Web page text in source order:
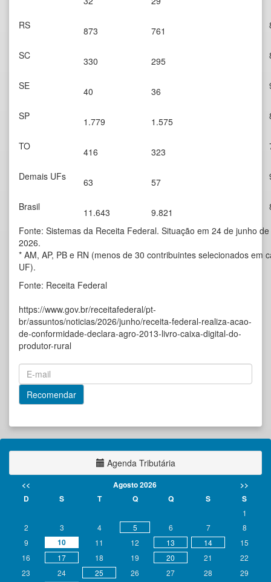
RS 873 761
SC 330 295
SE 40 36
SP 1.779 1.575
TO 416 323
Demais UFs 63 57
Brasil 11.643 9.821
Fonte: Sistemas da Receita Federal. Situação em 24 de junho de
2026.
* AM, AP, PB e RN (menos de 30 contribuintes selecionados em
UF).
Fonte: Receita Federal
https://www.gov.br/receitafederal/pt-
br/assuntos/noticias/2026/junho/receita-federal-realiza-acao-
de-conformidade-declara-agro-2013-livro-caixa-digital-do-
produtor-rural
Agenda Tributária
<< Agosto 2026
>>
D
S T Q Q S S
1
2
3 4 5 6 7
8
9
10 11 12 13 14
15
16
17 18 19 20 21
22
23
24 25 26 27 28
29